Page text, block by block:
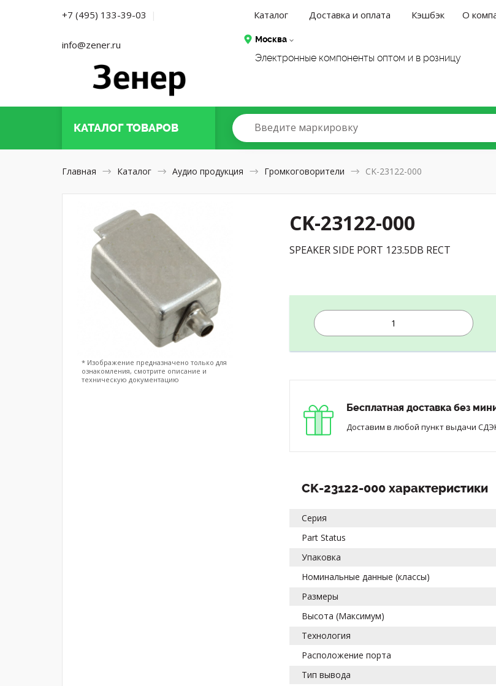
+7 (495) 133-39-03 |
info@zener.ru
Каталог Доставка и оплата Кэшбэк О
Москва
Электронные компоненты оптом и в розницу
КАТАЛОГТОВАРОВ Введите маркировку
Главная Каталог Аудио продукция Громкоговорители CK-23122-000
CK-23122-000
SPEAKER SIDE PORT 123.5DB RECT
Бесплатная доставка без
Доставим в любой пункт выдачи
CK-23122-000 характеристики
Серия
Part Status
Упаковка
Номинальные данные (классы)
Размеры
Высота (Максимум)
Технология
Расположение порта
Тип вывода
* Изображение предназначено только для
ознакомления, смотрите описание и
техническую документацию